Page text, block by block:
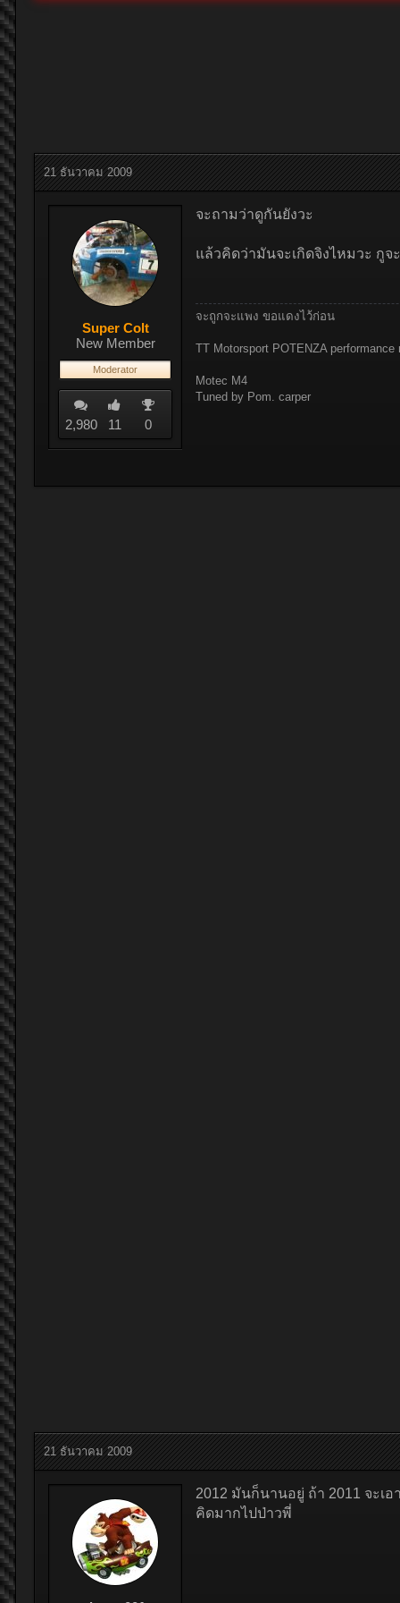
21 ธันวาคม 2009
Super Colt
New Member
Moderator
2,980 11 0
จะถามว่าดูกันยังวะ
แล้วคิดว่ามันจะเกิดจิงไหมวะ กูจ
จะถูกจะแพง ขอแดงไว้ก่อน
TT Motorsport POTENZA performance
Motec M4
Tuned by Pom. carper
21 ธันวาคม 2009
2012 มันก็นานอยู่ ถ้า 2011 จะเ
คิดมากไปป่าวพี่